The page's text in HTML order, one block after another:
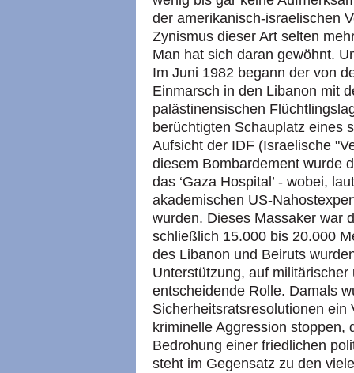
der amerikanisch-israelischen
Zynismus dieser Art selten
Man hat sich daran gewöhnt.
Im Juni 1982 begann der von
Einmarsch in den Libanon mit
palästinensischen
berüchtigten Schauplatz eines
Aufsicht der IDF (Israelische
diesem Bombardement wurde
das ‘Gaza Hospital’ - wobei,
akademischen US-
wurden. Dieses Massaker war
schließlich 15.000 bis 20.000
des Libanon und Beiruts
Unterstützung, auf
entscheidende Rolle. Damals
Sicherheitsratsresolutionen ein
kriminelle Aggression stoppen,
Bedrohung einer friedlichen
steht im Gegensatz zu den